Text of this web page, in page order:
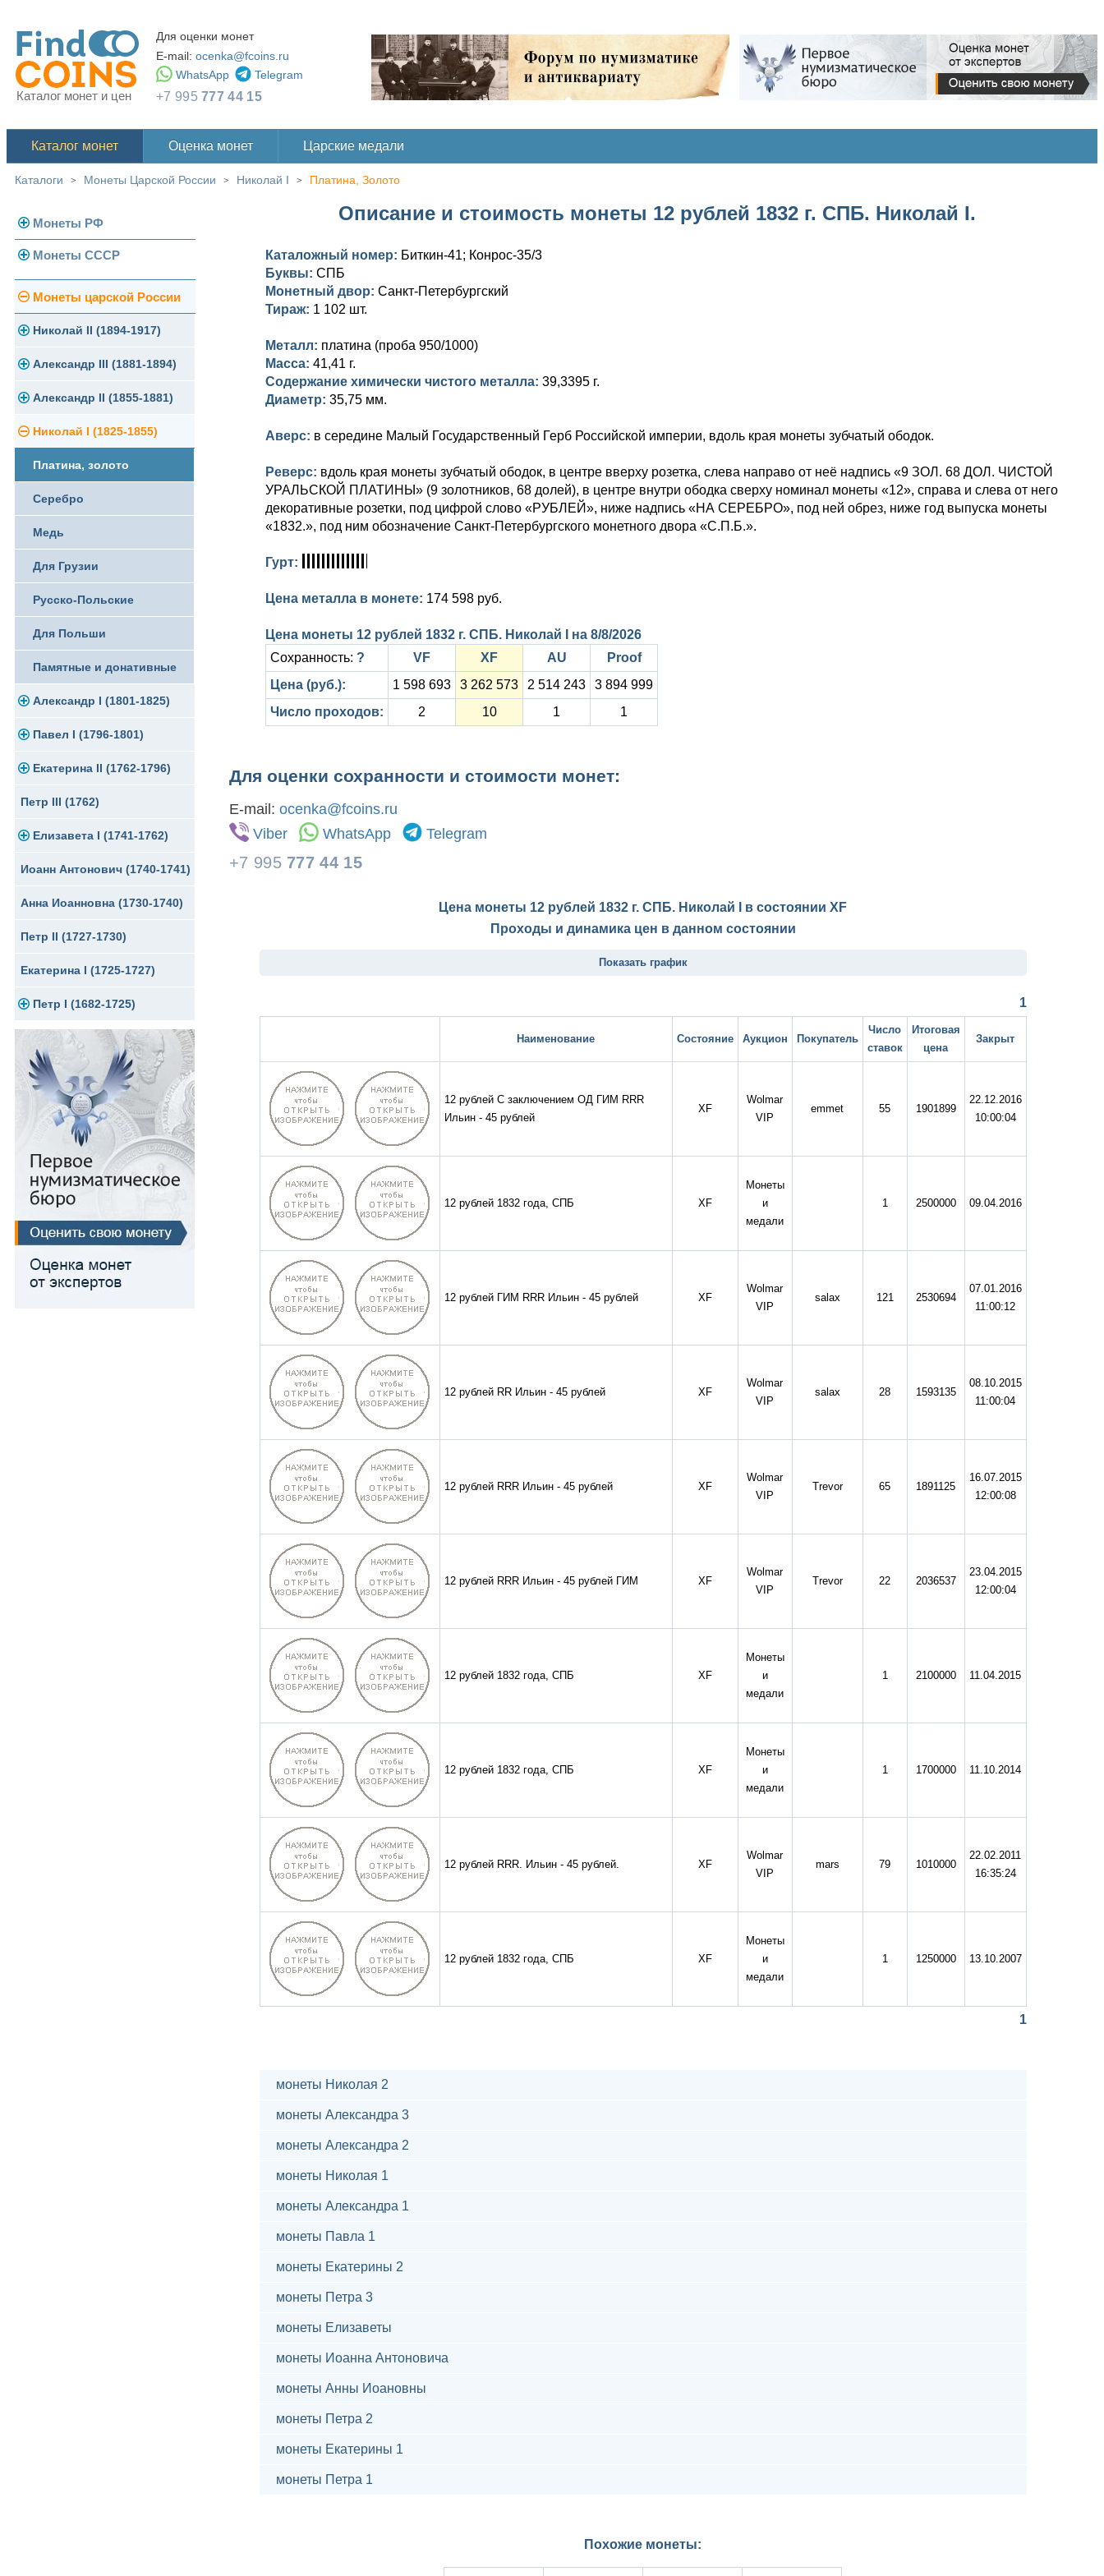
Каталог монет и цен
Для оценки монет
E-mail: ocenka@fcoins.ru
WhatsApp
Telegram
+7 995777 44 15
Каталог монет Оценка монет Царские медали
Каталоги > Монеты Царской России > Николай I > Платина, Золото
Монеты РФ
Современная Россия
Монеты 1991-1993 гг.
Памятные и юбилейные
Монеты СССР
Погодовка СССР
Монеты 1958 года
Золотые червонцы
Памятные и юбилейные
Монеты царской России
Николай II (1894-1917)
Золото
Серебро
Медь
Германская оккупация
Для Финляндии
Памятные и донативные
Александр III (1881-1894)
Золото
Серебро
Медь
Для Финляндии
Памятные и донативные
Александр II (1855-1881)
Золото
Серебро
Медь
Для Финляндии
Памятные и донативные
Николай I (1825-1855)
Платина, золото
Серебро
Медь
Для Грузии
Русско-Польские
Для Польши
Памятные и донативные
Александр I (1801-1825)
Золото
Серебро
Медь
Для Грузии
Для Польши
Павел I (1796-1801)
Золото
Серебро
Медь
Екатерина II (1762-1796)
Золото
Серебро
Медь
Сибирские монеты
Для Молдавии и Валахии
Таврические монеты
Петр III (1762)
Елизавета I (1741-1762)
Золото
Серебро
Медь
Для Пруссии
Ливонезы
Альбертусталер
Иоанн Антонович (1740-1741)
Анна Иоанновна (1730-1740)
Петр II (1727-1730)
Екатерина I (1725-1727)
Петр I (1682-1725)
Золото
Серебро
Медь
Для Речи Посполитой
Описание и стоимость монеты 12 рублей 1832 г. СПБ. Николай I.
Каталожный номер: Биткин-41; Конрос-35/3
Буквы: СПБ
Монетный двор: Санкт-Петербургский
Тираж: 1 102 шт.
Металл: платина (проба 950/1000)
Масса: 41,41 г.
Содержание химически чистого металла: 39,3395 г.
Диаметр: 35,75 мм.
Аверс: в середине Малый Государственный Герб Российской империи, вдоль края монеты зубчатый ободок.
Реверс: вдоль края монеты зубчатый ободок, в центре вверху розетка, слева направо от неё надпись «9 ЗОЛ. 68 ДОЛ. ЧИСТОЙ
УРАЛЬСКОЙ ПЛАТИНЫ» (9 золотников, 68 долей), в центре внутри ободка сверху номинал монеты «12», справа и слева от него
декоративные розетки, под цифрой слово «РУБЛЕЙ», ниже надпись «НА СЕРЕБРО», под ней обрез, ниже год выпуска монеты
«1832.», под ним обозначение Санкт-Петербургского монетного двора «С.П.Б.».
Гурт:
Цена металла в монете: 174 598 руб.
Цена монеты 12 рублей 1832 г. СПБ. Николай I на 8/8/2026
Сохранность: ? VF XF AU
Proof
Цена (руб.):
1 598 693 3 262 573 2 514 243
3 894 999
Число проходов:
2 10 1 1
Для оценки сохранности и стоимости монет:
E-mail: ocenka@fcoins.ru
Viber
WhatsApp Telegram
+7 995 777 44 15
Цена монеты 12 рублей 1832 г. СПБ. Николай I в состоянии XF
Проходы и динамика цен в данном состоянии
Показать график
1
Наименование Состояние Аукцион Покупатель
Число
ставок
Итоговая
цена
Закрыт
12 рублей С заключением ОД ГИМ RRR
Ильин - 45 рублей
XF
Wolmar
VIP
emmet 55 1901899
22.12.2016
10:00:04
12 рублей 1832 года, СПБ XF
Монеты
и
медали
1 2500000 09.04.2016
12 рублей ГИМ RRR Ильин - 45 рублей XF
Wolmar
VIP
salax 121 2530694
07.01.2016
11:00:12
12 рублей RR Ильин - 45 рублей XF
Wolmar
VIP
salax 28 1593135
08.10.2015
11:00:04
12 рублей RRR Ильин - 45 рублей XF
Wolmar
VIP
Trevor 65 1891125
16.07.2015
12:00:08
12 рублей RRR Ильин - 45 рублей ГИМ XF
Wolmar
VIP
Trevor 22 2036537
23.04.2015
12:00:04
12 рублей 1832 года, СПБ XF
Монеты
и
медали
1 2100000 11.04.2015
12 рублей 1832 года, СПБ XF
Монеты
и
медали
1 1700000 11.10.2014
12 рублей RRR. Ильин - 45 рублей. XF
Wolmar
VIP
mars 79 1010000
22.02.2011
16:35:24
12 рублей 1832 года, СПБ XF
Монеты
и
медали
1 1250000 13.10.2007
1
монеты Николая 2
монеты Александра 3
монеты Александра 2
монеты Николая 1
монеты Александра 1
монеты Павла 1
монеты Екатерины 2
монеты Петра 3
монеты Елизаветы
монеты Иоанна Антоновича
монеты Анны Иоановны
монеты Петра 2
монеты Екатерины 1
монеты Петра 1
Похожие монеты: